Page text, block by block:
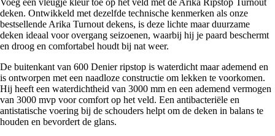
deken. Ontwikkeld met dezelfde technische kenmerken als onze
bestsellende Arika Turnout dekens, is deze lichte maar duurzame
deken ideaal voor overgang seizoenen, waarbij hij je paard beschermt
en droog en comfortabel houdt bij nat weer.
De buitenkant van 600 Denier ripstop is waterdicht maar ademend en
is ontworpen met een naadloze constructie om lekken te voorkomen.
Hij heeft een waterdichtheid van 3000 mm en een ademend vermogen
van 3000 mvp voor comfort op het veld. Een antibacteriële en
antistatische voering bij de schouders helpt om de deken in balans te
houden en bevordert de glans.